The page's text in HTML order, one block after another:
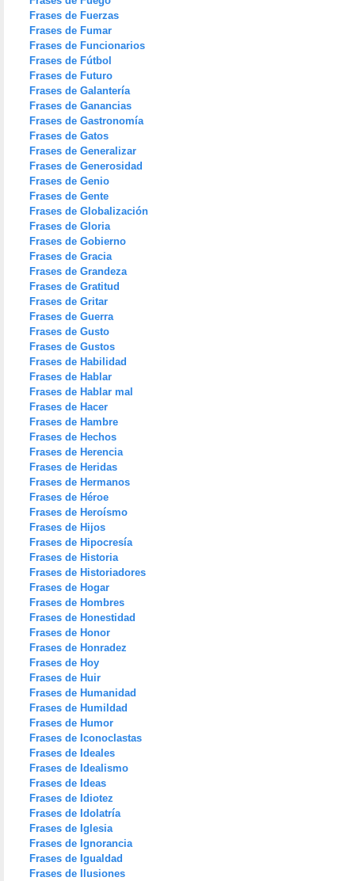
Frases de Fuerzas
Frases de Fumar
Frases de Funcionarios
Frases de Fútbol
Frases de Futuro
Frases de Galantería
Frases de Ganancias
Frases de Gastronomía
Frases de Gatos
Frases de Generalizar
Frases de Generosidad
Frases de Genio
Frases de Gente
Frases de Globalización
Frases de Gloria
Frases de Gobierno
Frases de Gracia
Frases de Grandeza
Frases de Gratitud
Frases de Gritar
Frases de Guerra
Frases de Gusto
Frases de Gustos
Frases de Habilidad
Frases de Hablar
Frases de Hablar mal
Frases de Hacer
Frases de Hambre
Frases de Hechos
Frases de Herencia
Frases de Heridas
Frases de Hermanos
Frases de Héroe
Frases de Heroísmo
Frases de Hijos
Frases de Hipocresía
Frases de Historia
Frases de Historiadores
Frases de Hogar
Frases de Hombres
Frases de Honestidad
Frases de Honor
Frases de Honradez
Frases de Hoy
Frases de Huir
Frases de Humanidad
Frases de Humildad
Frases de Humor
Frases de Iconoclastas
Frases de Ideales
Frases de Idealismo
Frases de Ideas
Frases de Idiotez
Frases de Idolatría
Frases de Iglesia
Frases de Ignorancia
Frases de Igualdad
Frases de Ilusiones